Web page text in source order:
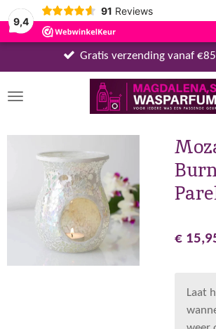
9,4
91 Reviews
Gratis verzending vanaf
€
Laat